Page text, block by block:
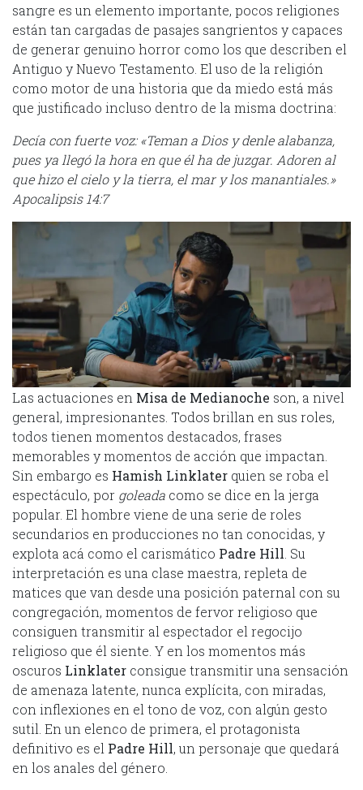
sangre es un elemento importante, pocos religiones
están tan cargadas de pasajes sangrientos y capaces
de generar genuino horror como los que describen el
Antiguo y Nuevo Testamento. El uso de la religión
como motor de una historia que da miedo está más
que justificado incluso dentro de la misma doctrina:
Decía con fuerte voz: «Teman a Dios y denle alabanza,
pues ya llegó la hora en que él ha de juzgar. Adoren al
que hizo el cielo y la tierra, el mar y los manantiales.»
Apocalipsis 14:7
Las actuaciones en Misa de Medianoche son, a nivel
general, impresionantes. Todos brillan en sus roles,
todos tienen momentos destacados, frases
memorables y momentos de acción que impactan.
Sin embargo es Hamish Linklater quien se roba el
espectáculo, por goleada como se dice en la jerga
popular. El hombre viene de una serie de roles
secundarios en producciones no tan conocidas, y
explota acá como el carismático Padre Hill . Su
interpretación es una clase maestra, repleta de
matices que van desde una posición paternal con su
congregación, momentos de fervor religioso que
consiguen transmitir al espectador el regocijo
religioso que él siente. Y en los momentos más
oscuros Linklater consigue transmitir una sensación
de amenaza latente, nunca explícita, con miradas,
con inflexiones en el tono de voz, con algún gesto
sutil. En un elenco de primera, el protagonista
definitivo es el Padre Hill, un personaje que quedará
en los anales del género.